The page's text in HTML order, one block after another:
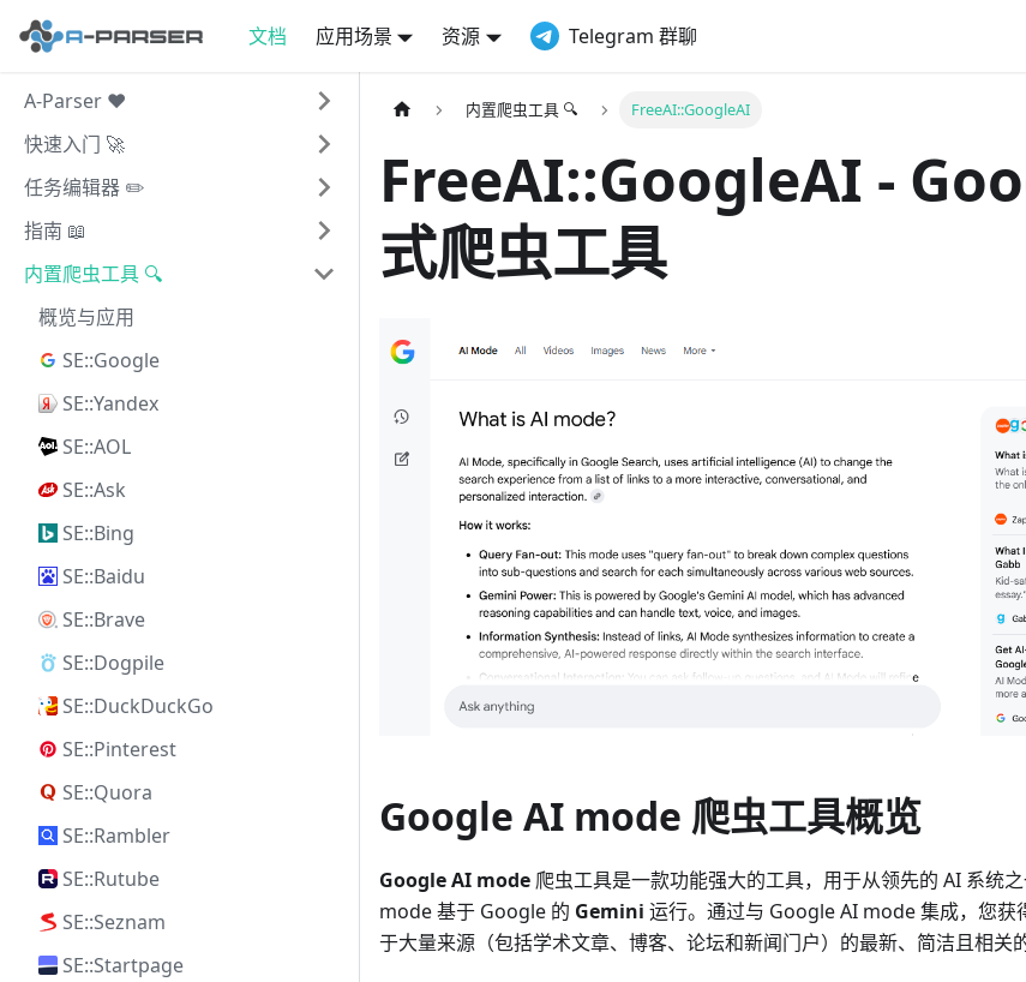
文档 应用场景 资源 Telegram 群聊
A-Parser ❤️
快速入门 🚀
任务编辑器 ✏️
指南 📖
内置爬虫工具 🔍
概览与应用
SE::Google
SE::Yandex
SE::AOL
SE::Ask
SE::Bing
SE::Baidu
SE::Brave
SE::Dogpile
SE::DuckDuckGo
SE::Pinterest
SE::Quora
SE::Rambler
SE::Rutube
SE::Seznam
SE::Startpage
内置爬虫工具 🔍 FreeAI::GoogleAI
FreeAI::GoogleAI -
式爬虫工具
Google AI mode 爬虫工具概览
Google AI mode 爬虫工具是一款功能强大的工具，用于从领先的 AI 系统
mode 基于 Google 的 Gemini 运行。通过与 Google AI mode 集成，您获
于大量来源（包括学术文章、博客、论坛和新闻门户）的最新、简洁且相关